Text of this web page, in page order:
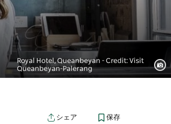
Royal Hotel, Queanbeyan - Credit: Visit
Queanbeyan-Palerang
シェア 保存